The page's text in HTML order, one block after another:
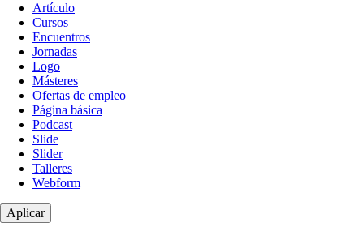
Tipo
contenido
Artículo
Cursos
Encuentros
Jornadas
Logo
Másteres
Ofertas de empleo
Página básica
Podcast
Slide
Slider
Talleres
Webform